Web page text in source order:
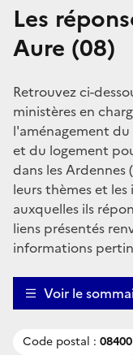
Les
Aure (08)
Retrouvez ci-
ministères en
l'aménagement
et du logement
dans les Ardennes
leurs thèmes et
auxquelles ils
liens présentés
informations
Voir le
Code postal : 08400